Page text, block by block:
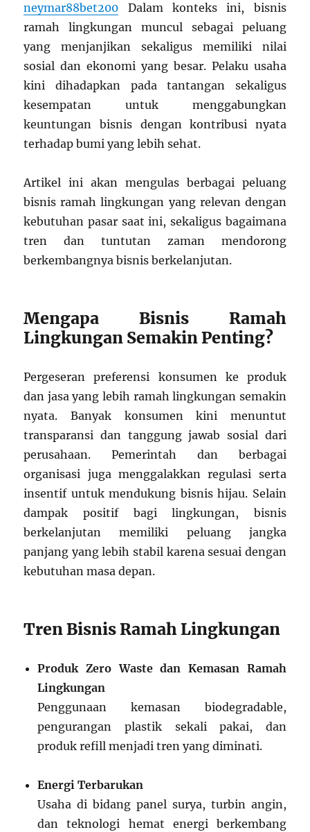
neymar88bet200 Dalam konteks ini, bisnis
ramah lingkungan muncul sebagai peluang
yang menjanjikan sekaligus memiliki nilai
sosial dan ekonomi yang besar. Pelaku usaha
kini dihadapkan pada tantangan sekaligus
kesempatan untuk menggabungkan
keuntungan bisnis dengan kontribusi nyata
terhadap bumi yang lebih sehat.
Artikel ini akan mengulas berbagai peluang
bisnis ramah lingkungan yang relevan dengan
kebutuhan pasar saat ini, sekaligus bagaimana
tren dan tuntutan zaman mendorong
berkembangnya bisnis berkelanjutan.
Mengapa Bisnis Ramah
Lingkungan Semakin Penting?
Pergeseran preferensi konsumen ke produk
dan jasa yang lebih ramah lingkungan semakin
nyata. Banyak konsumen kini menuntut
transparansi dan tanggung jawab sosial dari
perusahaan. Pemerintah dan berbagai
organisasi juga menggalakkan regulasi serta
insentif untuk mendukung bisnis hijau. Selain
dampak positif bagi lingkungan, bisnis
berkelanjutan memiliki peluang jangka
panjang yang lebih stabil karena sesuai dengan
kebutuhan masa depan.
Tren Bisnis Ramah Lingkungan
Produk Zero Waste dan Kemasan Ramah
Lingkungan
Penggunaan kemasan biodegradable,
pengurangan plastik sekali pakai, dan
produk refill menjadi tren yang diminati.
Energi Terbarukan
Usaha di bidang panel surya, turbin angin,
dan teknologi hemat energi berkembang